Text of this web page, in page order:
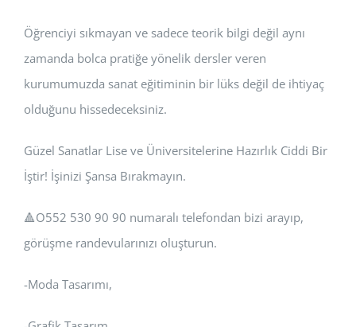
Öğrenciyi sıkmayan ve sadece teorik bilgi değil aynı
zamanda bolca pratiğe yönelik dersler veren
kurumumuzda sanat eğitiminin bir lüks değil de ihtiyaç
olduğunu hissedeceksiniz.
Güzel Sanatlar Lise ve Üniversitelerine Hazırlık Ciddi Bir
İştir! İşinizi Şansa Bırakmayın.
🔺️O552 530 90 90 numaralı telefondan bizi arayıp,
görüşme randevularınızı oluşturun.
-Moda Tasarımı,